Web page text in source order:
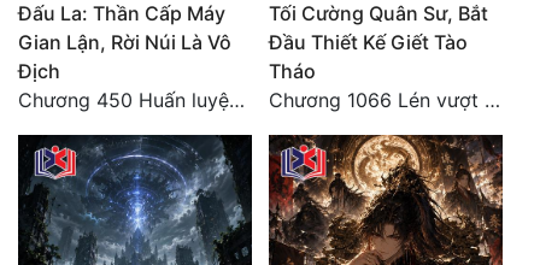
Cẩu Đạo Trường Sinh
Ngự Thú
Truyện Nam
Truyện Nữ
Đấu La: Thần Cấp Máy
Gian Lận, Rời Núi Là Vô
Địch
Chương 450 Huấn luyện thực chiến, Long Linh Cơ đối chiến bốn người Cổ Nguyệt và Vũ Lân!
Tối Cường Quân Sư, Bắt
Đầu Thiết Kế Giết Tào
Tháo
Chương 1066 Lén vượt Nam Bì, đánh thẳng Nghiệp Thành (2/2)